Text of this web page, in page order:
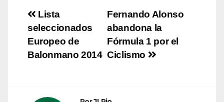
Navegación
de
entradas
Fernando Alonso
abandona la
Fórmula 1 por el
Ciclismo
Lista
seleccionados
Europeo de
Balonmano 2014